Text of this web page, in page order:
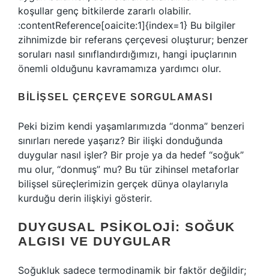
koşullar genç bitkilerde zararlı olabilir.
:contentReference[oaicite:1]{index=1} Bu bilgiler
zihnimizde bir referans çerçevesi oluşturur; benzer
soruları nasıl sınıflandırdığımızı, hangi ipuçlarının
önemli olduğunu kavramamıza yardımcı olur.
BILIŞSEL ÇERÇEVE SORGULAMASI
Peki bizim kendi yaşamlarımızda “donma” benzeri
sınırları nerede yaşarız? Bir ilişki donduğunda
duygular nasıl işler? Bir proje ya da hedef “soğuk”
mu olur, “donmuş” mu? Bu tür zihinsel metaforlar
bilişsel süreçlerimizin gerçek dünya olaylarıyla
kurduğu derin ilişkiyi gösterir.
DUYGUSAL PSIKOLOJI: SOĞUK
ALGISI VE DUYGULAR
Soğukluk sadece termodinamik bir faktör değildir;